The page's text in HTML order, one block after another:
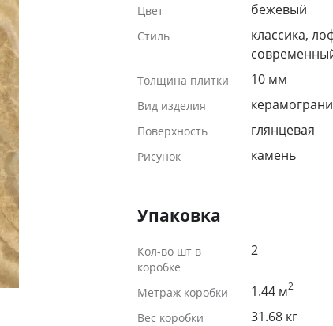
Цвет бежевый
Стиль
классика,
Толщина плитки 10 мм
Вид изделия
Поверхность глянцевая
Рисунок камень
Упаковка
Кол-во шт в
коробке
2
Метраж коробки 1.44 м2
Вес коробки 31.68 кг